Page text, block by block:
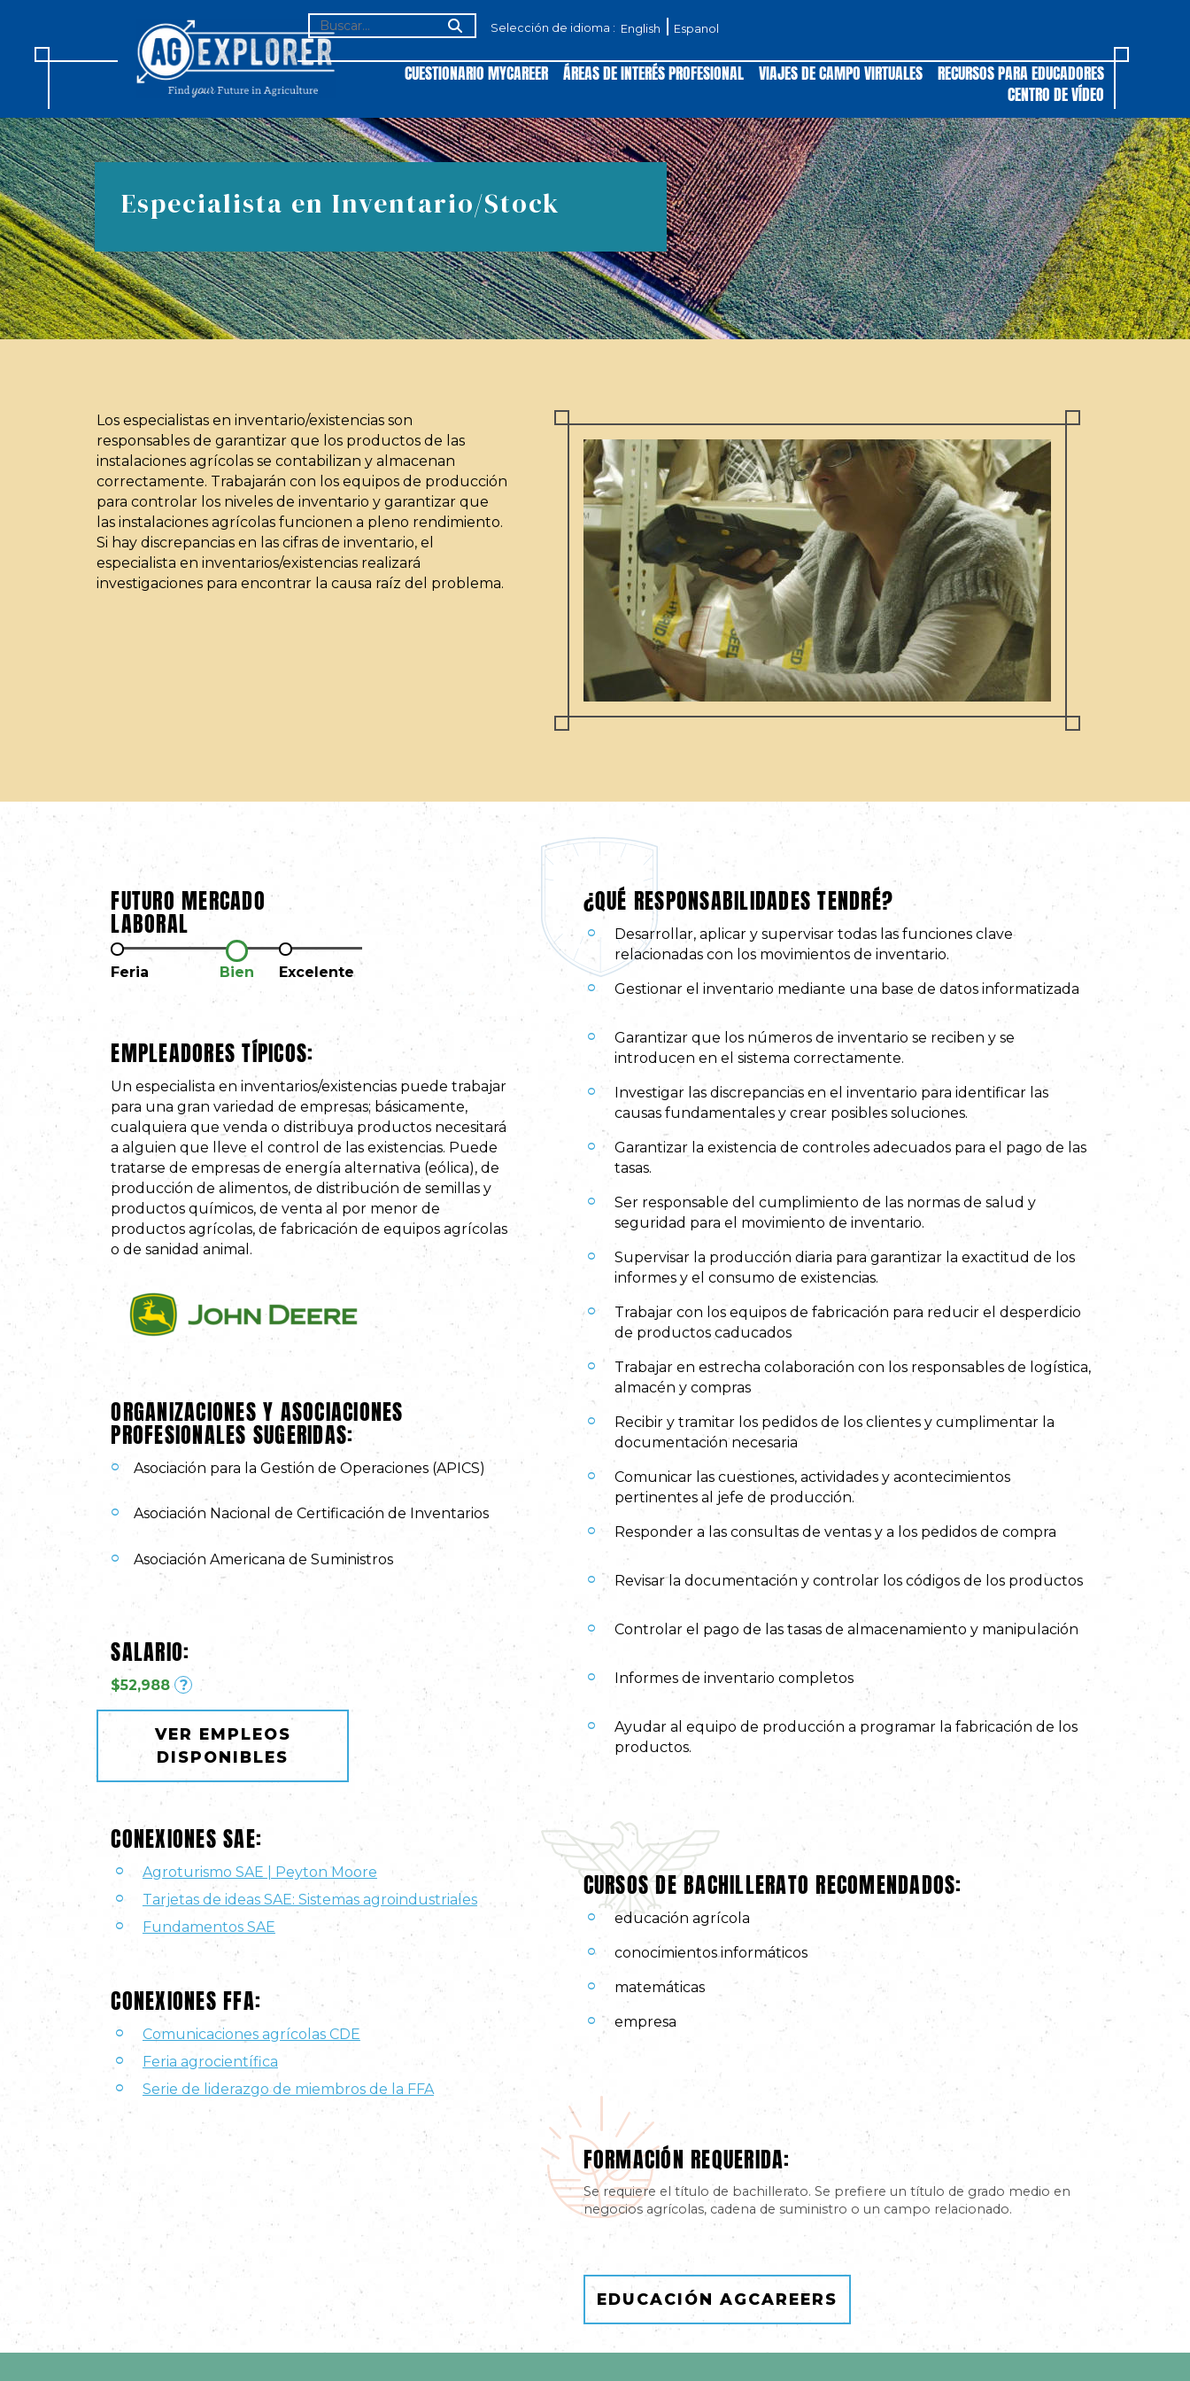
BUSCAR: Selección de idioma : English Espanol
CUESTIONARIO MYCAREER ÁREAS DE INTERÉS PROFESIONAL VIAJES DE CAMPO VIRTUALES RECURSOS PARA EDUCADORES
CENTRO DE VÍDEO
Especialista en Inventario/Stock
Los especialistas en inventario/existencias son
responsables de garantizar que los productos de las
instalaciones agrícolas se contabilizan y almacenan
correctamente. Trabajarán con los equipos de producción
para controlar los niveles de inventario y garantizar que
las instalaciones agrícolas funcionen a pleno rendimiento.
Si hay discrepancias en las cifras de inventario, el
especialista en inventarios/existencias realizará
investigaciones para encontrar la causa raíz del problema.
FUTURO MERCADO
LABORAL
Feria Bien Excelente
EMPLEADORES TÍPICOS:
Un especialista en inventarios/existencias puede trabajar
para una gran variedad de empresas; básicamente,
cualquiera que venda o distribuya productos necesitará
a alguien que lleve el control de las existencias. Puede
tratarse de empresas de energía alternativa (eólica), de
producción de alimentos, de distribución de semillas y
productos químicos, de venta al por menor de
productos agrícolas, de fabricación de equipos agrícolas
o de sanidad animal.
ORGANIZACIONES Y ASOCIACIONES
PROFESIONALES SUGERIDAS:
Asociación para la Gestión de Operaciones (APICS)
Asociación Nacional de Certificación de Inventarios
Asociación Americana de Suministros
SALARIO:
$52,988 ?
VER EMPLEOS
DISPONIBLES
CONEXIONES SAE:
Agroturismo SAE | Peyton Moore
Tarjetas de ideas SAE: Sistemas agroindustriales
Fundamentos SAE
CONEXIONES FFA:
Comunicaciones agrícolas CDE
Feria agrocientífica
Serie de liderazgo de miembros de la FFA
¿QUÉ RESPONSABILIDADES TENDRÉ?
Desarrollar, aplicar y supervisar todas las funciones clave
relacionadas con los movimientos de inventario.
Gestionar el inventario mediante una base de datos informatizada
Garantizar que los números de inventario se reciben y se
introducen en el sistema correctamente.
Investigar las discrepancias en el inventario para identificar las
causas fundamentales y crear posibles soluciones.
Garantizar la existencia de controles adecuados para el pago de las
tasas.
Ser responsable del cumplimiento de las normas de salud y
seguridad para el movimiento de inventario.
Supervisar la producción diaria para garantizar la exactitud de los
informes y el consumo de existencias.
Trabajar con los equipos de fabricación para reducir el desperdicio
de productos caducados
Trabajar en estrecha colaboración con los responsables de logística,
almacén y compras
Recibir y tramitar los pedidos de los clientes y cumplimentar la
documentación necesaria
Comunicar las cuestiones, actividades y acontecimientos
pertinentes al jefe de producción.
Responder a las consultas de ventas y a los pedidos de compra
Revisar la documentación y controlar los códigos de los productos
Controlar el pago de las tasas de almacenamiento y manipulación
Informes de inventario completos
Ayudar al equipo de producción a programar la fabricación de los
productos.
CURSOS DE BACHILLERATO RECOMENDADOS:
educación agrícola
conocimientos informáticos
matemáticas
empresa
FORMACIÓN REQUERIDA:
Se requiere el título de bachillerato. Se prefiere un título de grado medio en
negocios agrícolas, cadena de suministro o un campo relacionado.
EDUCACIÓN AGCAREERS